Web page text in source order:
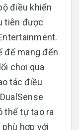
điều khiển
tiên được
để mang đến
chơi qua
tác điều
thể tự tạo ra
hợp với